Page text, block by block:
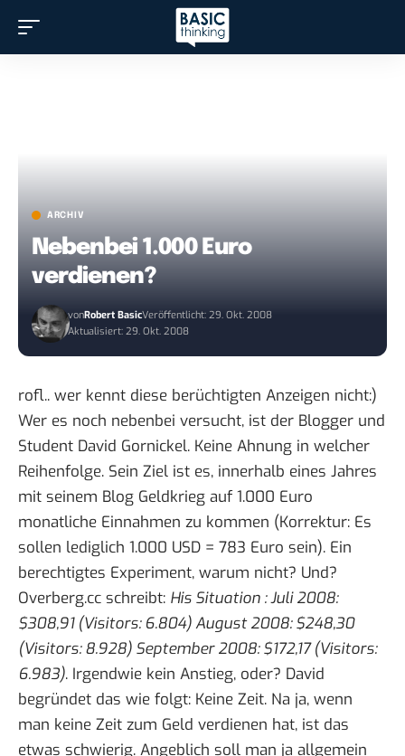
ARCHIV
Nebenbei 1.000 Euro
verdienen?
vonRobert BasicVeröffentlicht: 29. Okt. 2008
Aktualisiert: 29. Okt. 2008
rofl.. wer kennt diese berüchtigten Anzeigen nicht:)
Wer es noch nebenbei versucht, ist der Blogger und
Student David Gornickel. Keine Ahnung in welcher
Reihenfolge. Sein Ziel ist es, innerhalb eines Jahres
mit seinem Blog Geldkrieg auf 1.000 Euro
monatliche Einnahmen zu kommen (Korrektur: Es
sollen lediglich 1.000 USD = 783 Euro sein). Ein
berechtigtes Experiment, warum nicht? Und?
Overberg.cc schreibt: His Situation : Juli 2008:
$308,91 (Visitors: 6.804) August 2008: $248,30
(Visitors: 8.928) September 2008: $172,17 (Visitors:
6.983). Irgendwie kein Anstieg, oder? David
begründet das wie folgt: Keine Zeit. Na ja, wenn
man keine Zeit zum Geld verdienen hat, ist das
etwas schwierig. Angeblich soll man ja allgemein